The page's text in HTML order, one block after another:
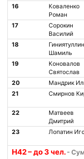
16
Коваленко
Роман
17
Сорокин
Василий
18
Гиниятуллин
Шамиль
19
Коновалов
Святослав
20 Мандрик
21
Смирнов
22
Матвеев
Дмитрий
23 Лопатин
H42 – до 3 чел. -